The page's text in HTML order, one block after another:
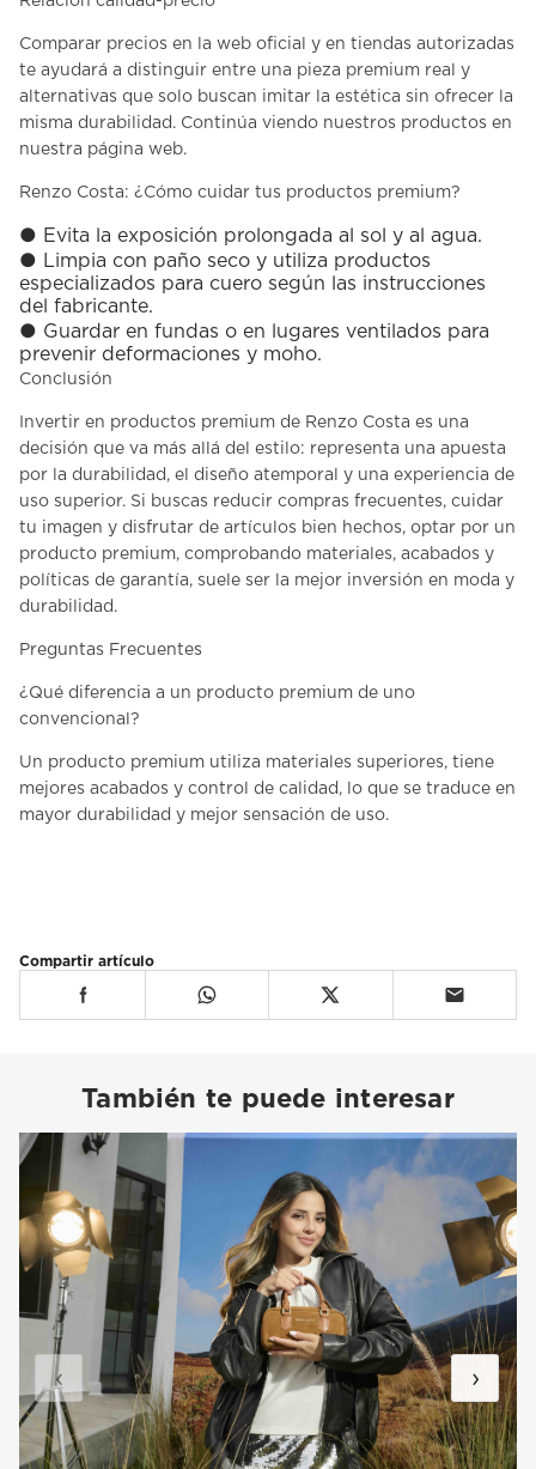
Comparar precios en la web oficial y en tiendas autorizadas
te ayudará a distinguir entre una pieza premium real y
alternativas que solo buscan imitar la estética sin ofrecer la
misma durabilidad. Continúa viendo nuestros productos en
nuestra página web.
Renzo Costa: ¿Cómo cuidar tus productos premium?
● Evita la exposición prolongada al sol y al agua.
● Limpia con paño seco y utiliza productos
especializados para cuero según las instrucciones
del fabricante.
● Guardar en fundas o en lugares ventilados para
prevenir deformaciones y moho.
Conclusión
Invertir en productos premium de Renzo Costa es una
decisión que va más allá del estilo: representa una apuesta
por la durabilidad, el diseño atemporal y una experiencia de
uso superior. Si buscas reducir compras frecuentes, cuidar
tu imagen y disfrutar de artículos bien hechos, optar por un
producto premium, comprobando materiales, acabados y
políticas de garantía, suele ser la mejor inversión en moda y
durabilidad.
Preguntas Frecuentes
¿Qué diferencia a un producto premium de uno
convencional?
Un producto premium utiliza materiales superiores, tiene
mejores acabados y control de calidad, lo que se traduce en
mayor durabilidad y mejor sensación de uso.
Compartir artículo
También te puede interesar
‹ ›